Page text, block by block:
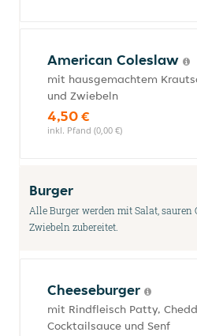
American Coleslaw
mit hausgemachtem
und Zwiebeln
4,50 €
inkl. Pfand (0,00 €)
Burger
Alle Burger werden mit Salat, sauren
Zwiebeln zubereitet.
Cheeseburger
mit Rindfleisch Patty,
Cocktailsauce und Senf